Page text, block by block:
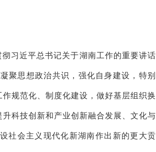
习近平总书记关于湖南工作的重要讲话
聚思想政治共识，强化自身建设，特别
规范化、制度化建设，做好基层组织换
科技创新和产业创新融合发展、文化与
社会主义现代化新湖南作出新的更大贡